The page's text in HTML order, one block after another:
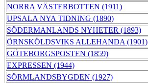
NORRA VÄSTERBOTTEN (1911)
UPSALA NYA TIDNING (1890)
SÖDERMANLANDS NYHETER (1893)
ÖRNSKÖLDSVIKS ALLEHANDA (1901)
GÖTEBORGSPOSTEN (1859)
EXPRESSEN (1944)
SÖRMLANDSBYGDEN (1927)